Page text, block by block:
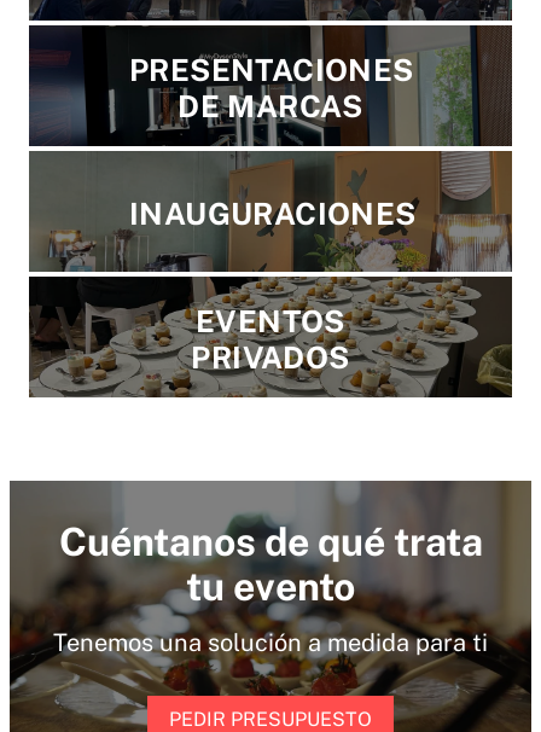
PRESENTACIONES
DE MARCAS
INAUGURACIONES
EVENTOS
PRIVADOS
Cuéntanos de qué trata
tu evento
Tenemos una solución a medida para ti
PEDIR PRESUPUESTO